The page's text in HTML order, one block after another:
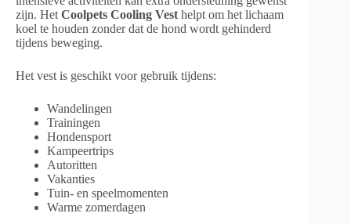
zijn. Het Coolpets Cooling Vest helpt om het lichaam
koel te houden zonder dat de hond wordt gehinderd
tijdens beweging.
Het vest is geschikt voor gebruik tijdens:
Wandelingen
Trainingen
Hondensport
Kampeertrips
Autoritten
Vakanties
Tuin- en speelmomenten
Warme zomerdagen